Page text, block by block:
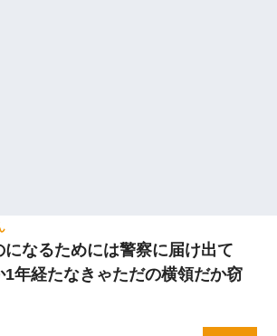
なるためには警察に届け出て
1年経たなきゃただの横領だか窃